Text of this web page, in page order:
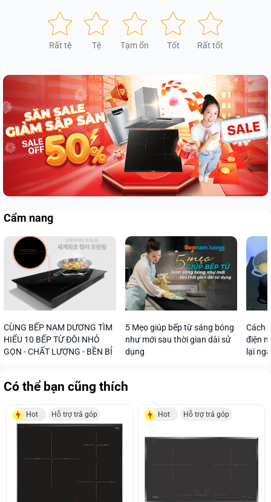
Rất tệ Tệ Tạm ổn Tốt Rất tốt
Cẩm nang
CÙNG BẾP NAM DƯƠNG TÌM
HIỂU 10 BẾP TỪ ĐÔI NHỎ
GỌN - CHẤT LƯỢNG - BỀN BỈ
5 Mẹo giúp bếp từ sáng bóng
như mới sau thời gian dài sử
dụng
Cách
điện
lại
Có thể bạn cũng thích
Hot Hỗ trợ trả góp Hot Hỗ trợ trả góp